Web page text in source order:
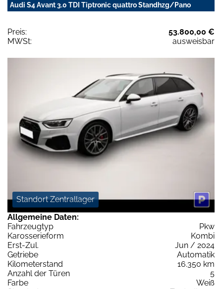
Audi S4 Avant 3.0 TDI Tiptronic quattro Standhzg/Pano
Preis:
53.800,00 €
MWSt:
ausweisbar
Standort Zentrallager
Allgemeine Daten:
Fahrzeugtyp
Pkw
Karosserieform
Kombi
Erst-Zul.
Jun / 2024
Getriebe
Automatik
Kilometerstand
16.350 km
Anzahl der Türen
5
Farbe
Weiß